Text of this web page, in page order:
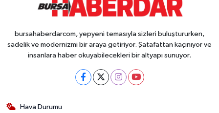
bursahaberdarcom, yepyeni temasıyla sizleri buluştururken,
sadelik ve modernizmi bir araya getiriyor. Şatafattan kaçınıyor ve
insanlara haber okuyabilecekleri bir altyapı sunuyor.
Hava Durumu